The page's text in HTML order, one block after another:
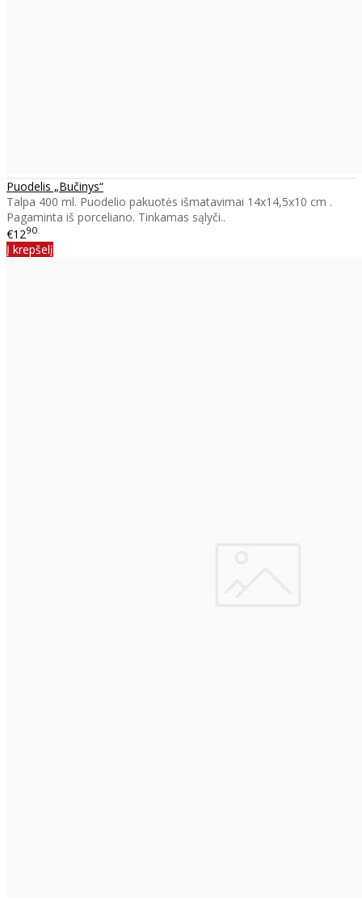
Puodelis „Bučinys“
Talpa 400 ml. Puodelio pakuotės išmatavimai 14x14,5x10 cm .
Pagaminta iš porceliano. Tinkamas sąlyči..
€1290
Į krepšelį